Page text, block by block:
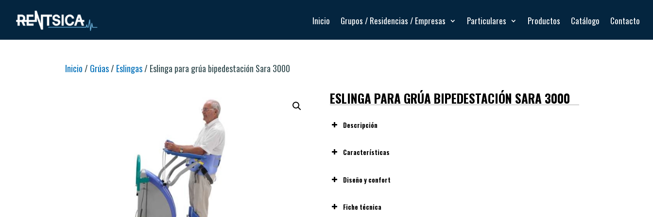
Inicio Grupos / Residencias / Empresas Particulares Productos Catálogo Contacto
Inicio / Grúas/ Eslingas/ Eslinga para grúa bipedestación Sara 3000
ESLINGA PARA GRÚA BIPEDESTACIÓN SARA 3000
Descripción
Características
a la estructura de la grúa.
3000 (aproximadamente 200 kg).
Diseño y confort
Fiche técnica